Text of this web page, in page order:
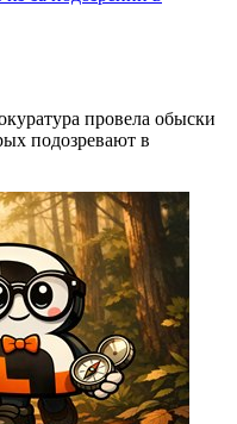
провела обыски
подозревают в